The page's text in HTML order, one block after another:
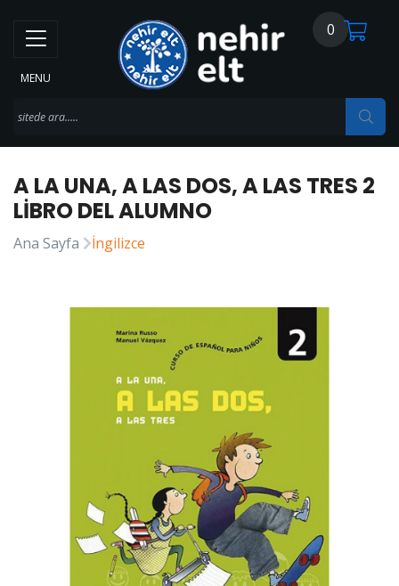
MENU
0
A LA UNA, A LAS DOS, A LAS TRES 2
LIBRO DEL ALUMNO
Ana Sayfa İngilizce